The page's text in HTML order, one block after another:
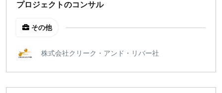
特徴
直接契約
新規事業
急募
プロジェクトのコンサル
その他
株式会社クリーク・アンド・リバー社